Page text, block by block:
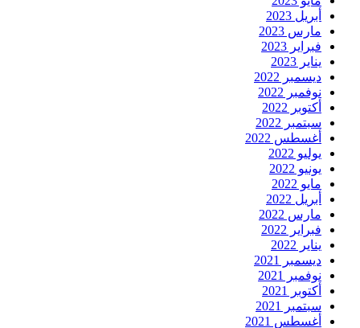
أبريل 2023
مارس 2023
فبراير 2023
يناير 2023
ديسمبر 2022
نوفمبر 2022
أكتوبر 2022
سبتمبر 2022
أغسطس 2022
يوليو 2022
يونيو 2022
مايو 2022
أبريل 2022
مارس 2022
فبراير 2022
يناير 2022
ديسمبر 2021
نوفمبر 2021
أكتوبر 2021
سبتمبر 2021
أغسطس 2021